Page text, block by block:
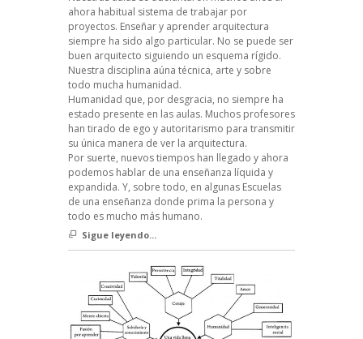
ahora habitual sistema de trabajar por
proyectos. Enseñar y aprender arquitectura
siempre ha sido algo particular. No se puede ser
buen arquitecto siguiendo un esquema rígido.
Nuestra disciplina aúna técnica, arte y sobre
todo mucha humanidad.
Humanidad que, por desgracia, no siempre ha
estado presente en las aulas. Muchos profesores
han tirado de ego y autoritarismo para transmitir
su única manera de ver la arquitectura.
Por suerte, nuevos tiempos han llegado y ahora
podemos hablar de una enseñanza líquida y
expandida. Y, sobre todo, en algunas Escuelas
de una enseñanza donde prima la persona y
todo es mucho más humano.
Sigue leyendo...